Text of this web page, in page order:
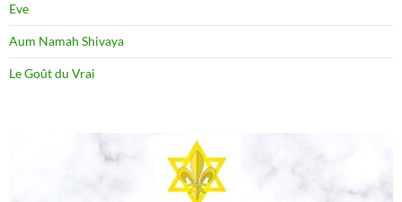
Eve
Aum Namah Shivaya
Le Goût du Vrai